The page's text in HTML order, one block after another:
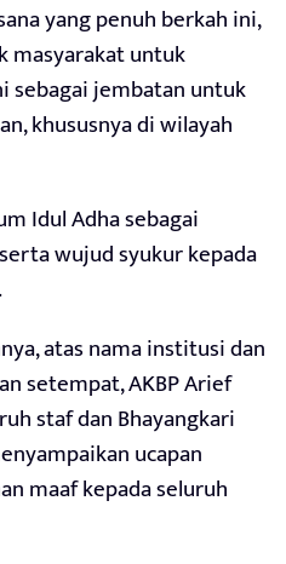
yang penuh berkah ini,
masyarakat untuk
sebagai jembatan untuk
khususnya di wilayah
Idul Adha sebagai
wujud syukur kepada
atas nama institusi dan
setempat, AKBP Arief
staf dan Bhayangkari
ucapan
maaf kepada seluruh